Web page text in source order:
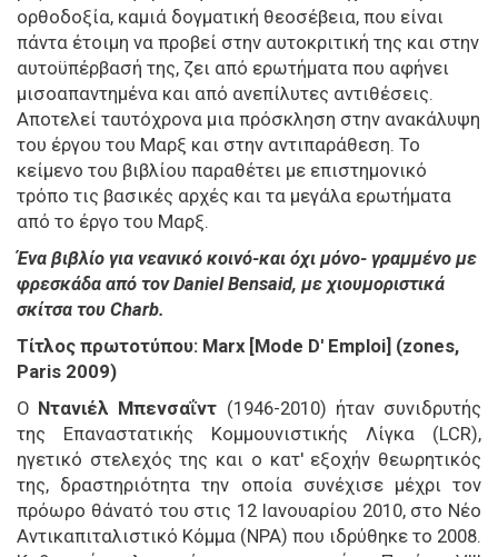
ορθοδοξία, καμιά δογματική θεοσέβεια, που είναι
πάντα έτοιμη να προβεί στην αυτοκριτική της και στην
αυτοϋπέρβασή της, ζει από ερωτήματα που αφήνει
μισοαπαντημένα και από ανεπίλυτες αντιθέσεις.
Αποτελεί ταυτόχρονα μια πρόσκληση στην ανακάλυψη
του έργου του Μαρξ και στην αντιπαράθεση. Το
κείμενο του βιβλίου παραθέτει με επιστημονικό
τρόπο τις βασικές αρχές και τα μεγάλα ερωτήματα
από το έργο του Μαρξ.
Ένα βιβλίο για νεανικό κοινό-και όχι μόνο- γραμμένο με
φρεσκάδα από τον Daniel Bensaid, με χιουμοριστικά
σκίτσα του Charb.
Τίτλος πρωτοτύπου: Marx [Mode D' Emploi] (zones,
Paris 2009)
Ο Ντανιέλ Μπενσαΐντ (1946-2010) ήταν συνιδρυτής
της Επαναστατικής Κομμουνιστικής Λίγκα (LCR),
ηγετικό στελεχός της και ο κατ' εξοχήν θεωρητικός
της, δραστηριότητα την οποία συνέχισε μέχρι τον
πρόωρο θάνατό του στις 12 Ιανουαρίου 2010, στο Νέο
Αντικαπιταλιστικό Κόμμα (NPA) που ιδρύθηκε το 2008.